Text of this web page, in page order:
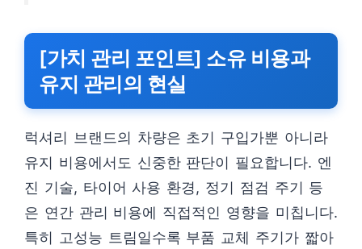
[가치 관리 포인트] 소유 비용과
유지 관리의 현실
럭셔리 브랜드의 차량은 초기 구입가뿐 아니라
유지 비용에서도 신중한 판단이 필요합니다. 엔
진 기술, 타이어 사용 환경, 정기 점검 주기 등
은 연간 관리 비용에 직접적인 영향을 미칩니다.
특히 고성능 트림일수록 부품 교체 주기가 짧아